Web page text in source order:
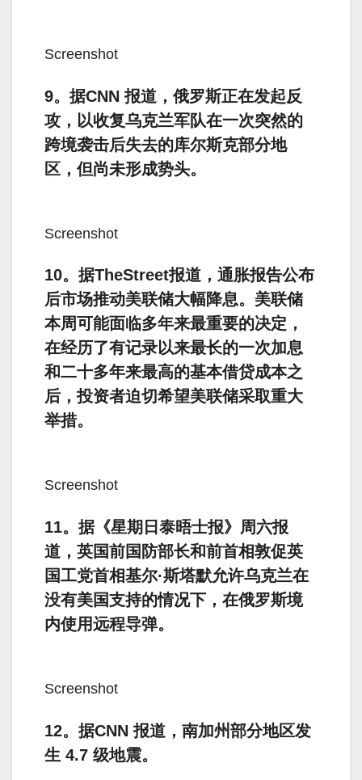
Screenshot
9。据CNN 报道，俄罗斯正在发起反
攻，以收复乌克兰军队在一次突然的
跨境袭击后失去的库尔斯克部分地
区，但尚未形成势头。
Screenshot
10。据TheStreet报道，通胀报告公布
后市场推动美联储大幅降息。美联储
本周可能面临多年来最重要的决定，
在经历了有记录以来最长的一次加息
和二十多年来最高的基本借贷成本之
后，投资者迫切希望美联储采取重大
举措。
Screenshot
11。据《星期日泰晤士报》周六报
道，英国前国防部长和前首相敦促英
国工党首相基尔·斯塔默允许乌克兰在
没有美国支持的情况下，在俄罗斯境
内使用远程导弹。
Screenshot
12。据CNN 报道，南加州部分地区发
生 4.7 级地震。